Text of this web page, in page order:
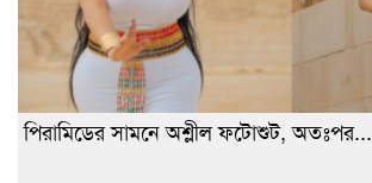
পিরামিডের সামনে অশ্লীল ফটোশুট, অতঃপর...